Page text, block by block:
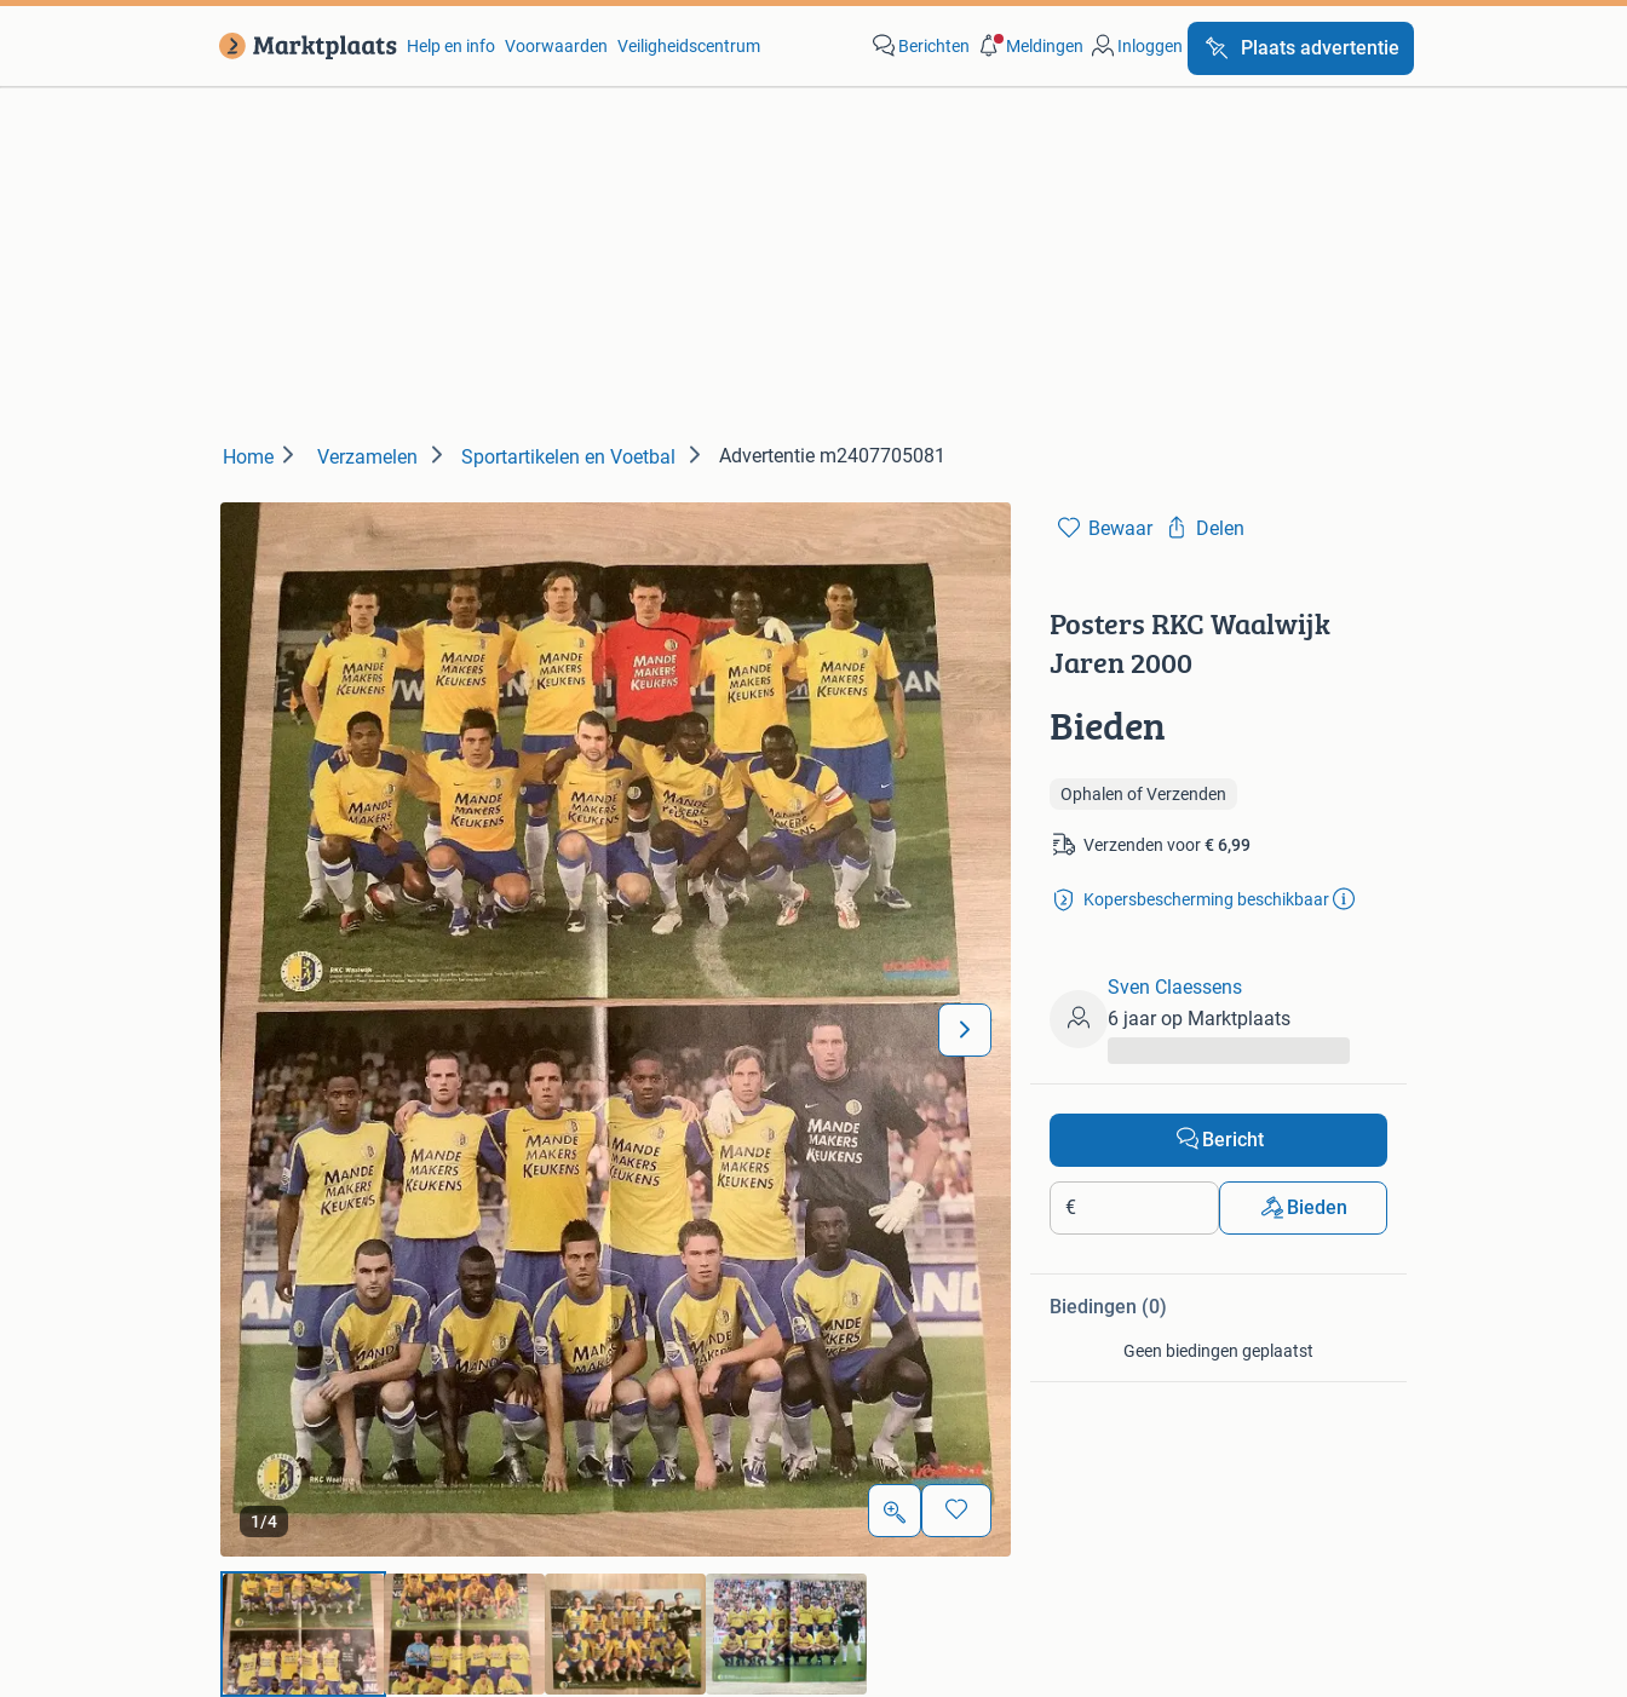
Help en info Voorwaarden Veiligheidscentrum Berichten Meldingen Inloggen Plaats advertentie
Home Verzamelen Sportartikelen en Voetbal Advertentie m2407705081
1/4
Bewaar Delen
Posters RKC Waalwijk
Jaren 2000
Bieden
Ophalen of Verzenden
Verzenden voor€ 6,99
Kopersbescherming beschikbaar
Sven Claessens
6 jaar op Marktplaats
Bericht
€ Bieden
Biedingen (0)
Geen biedingen geplaatst